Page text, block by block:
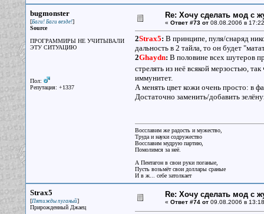
bugmonster
[Баги! Баги везде!]
Source
ПРОГРАММИРЫ НЕ УЧИТЫВАЛИ
ЭТУ СИТУАЦИЮ
Пол:
Репутация: +1337
Re: Хочу сделать мод с
« Ответ #73 от08.08.2006 в
2Strax5: В принципе, пуля/снаряд
дальность в 2 тайла, то он будет
2Ghaydn: В половине всех шутеров
стрелять из неё всякой мерзостью,
иммунитет.
А менять цвет кожи очень просто: в
Достаточно заменить/добавить
Восславим же радость и мужество,
Труда и науки содружество
Восславим мудрую партию,
Помолимся за неё.
А Пентагон в свои руки поганые,
Пусть возьмёт свои доллары сраные
И в ж... себе затолкает
Strax5
[Пятижды пуганый]
Прирожденный Джаец
Re: Хочу сделать мод с
« Ответ #74 от09.08.2006 в